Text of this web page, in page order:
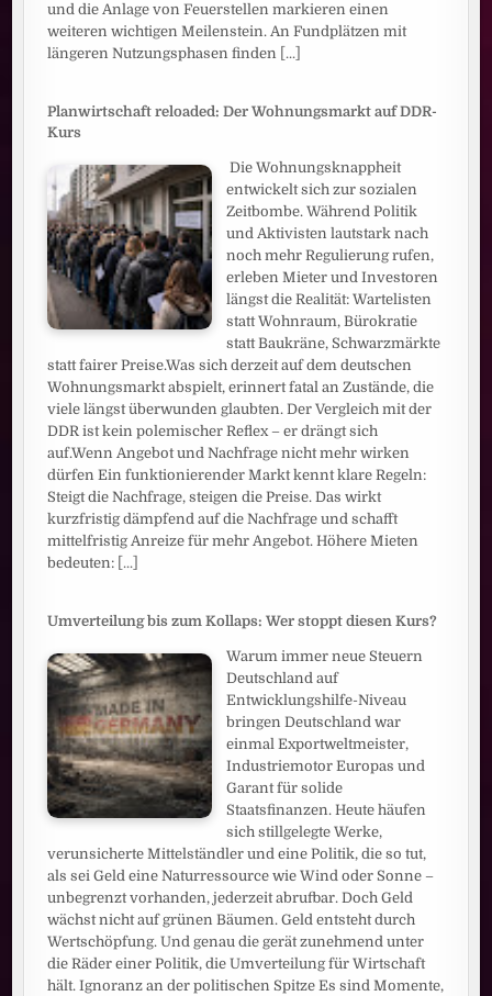
und die Anlage von Feuerstellen markieren einen
weiteren wichtigen Meilenstein. An Fundplätzen mit
längeren Nutzungsphasen finden [...]
Planwirtschaft reloaded: Der Wohnungsmarkt auf DDR-
Kurs
Die Wohnungsknappheit
entwickelt sich zur sozialen
Zeitbombe. Während Politik
und Aktivisten lautstark nach
noch mehr Regulierung rufen,
erleben Mieter und Investoren
längst die Realität: Wartelisten
statt Wohnraum, Bürokratie
statt Baukräne, Schwarzmärkte
statt fairer Preise.Was sich derzeit auf dem deutschen
Wohnungsmarkt abspielt, erinnert fatal an Zustände, die
viele längst überwunden glaubten. Der Vergleich mit der
DDR ist kein polemischer Reflex – er drängt sich
auf.Wenn Angebot und Nachfrage nicht mehr wirken
dürfen Ein funktionierender Markt kennt klare Regeln:
Steigt die Nachfrage, steigen die Preise. Das wirkt
kurzfristig dämpfend auf die Nachfrage und schafft
mittelfristig Anreize für mehr Angebot. Höhere Mieten
bedeuten: [...]
Umverteilung bis zum Kollaps: Wer stoppt diesen Kurs?
Warum immer neue Steuern
Deutschland auf
Entwicklungshilfe-Niveau
bringen Deutschland war
einmal Exportweltmeister,
Industriemotor Europas und
Garant für solide
Staatsfinanzen. Heute häufen
sich stillgelegte Werke,
verunsicherte Mittelständler und eine Politik, die so tut,
als sei Geld eine Naturressource wie Wind oder Sonne –
unbegrenzt vorhanden, jederzeit abrufbar. Doch Geld
wächst nicht auf grünen Bäumen. Geld entsteht durch
Wertschöpfung. Und genau die gerät zunehmend unter
die Räder einer Politik, die Umverteilung für Wirtschaft
hält. Ignoranz an der politischen Spitze Es sind Momente,